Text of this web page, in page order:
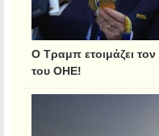
Ο Τραμπ ετοιμάζει τον
του ΟΗΕ!